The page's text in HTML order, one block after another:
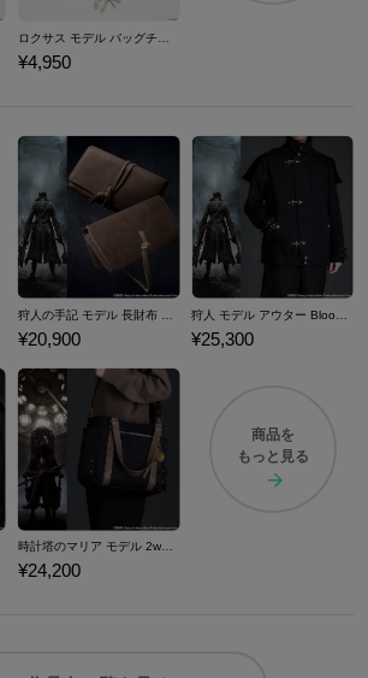
¥4,950
¥20,900 ¥25,300
時計塔のマリア モデル 2wayトートバッグ Bloodborne
¥24,200
商品を
もっと見る